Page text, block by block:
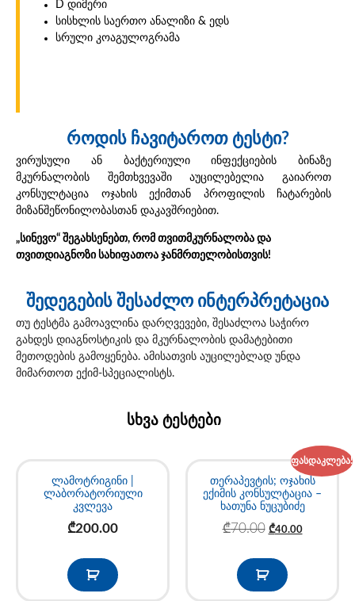
D დიმერი
სისხლის საერთო ანალიზი & ედს
სრული კოაგულოგრამა
როდის ჩავიტაროთ ტესტი?
ვირუსული ან ბაქტერიული ინფექციების ბინაზე
მკურნალობის შემთხვევაში აუცილებელია გაიაროთ
კონსულტაცია ოჯახის ექიმთან პროფილის ჩატარების
მიზანშეწონილობასთან დაკავშრიებით.
„სინევო“ შეგახსენებთ, რომ თვითმკურნალობა და
თვითდიაგნოზი სახიფათოა ჯანმრთელობისთვის!
შედეგების შესაძლო ინტერპრეტაცია
თუ ტესტმა გამოავლინა დარღვევები, შესაძლოა საჭირო
გახდეს დიაგნოსტიკის და მკურნალობის დამატებითი
მეთოდების გამოყენება. ამისათვის აუცილებლად უნდა
მიმართოთ ექიმ-სპეციალისტს.
სხვა ტესტები
ლამოტრიგინი |
ლაბორატორიული
კვლევა
₾200.00
ფასდაკლება!
თერაპევტის; ოჯახის
ექიმის კონსულტაცია –
ხათუნა ნუცუბიძე
₾70.00 ₾40.00